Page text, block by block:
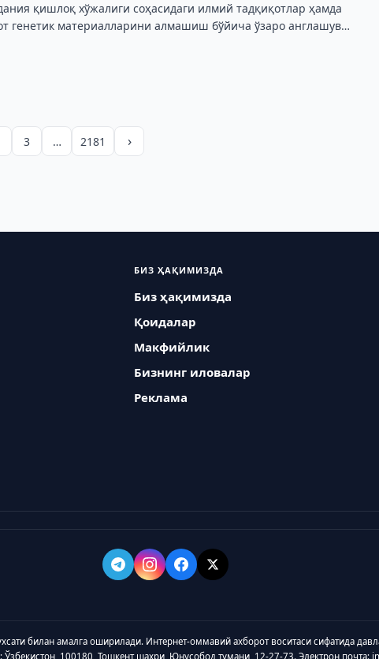
қишлоқ хўжалиги соҳасидаги илмий тадқиқотлар ҳамда
генетик материалларини алмашиш бўйича ўзаро англашув
3 … 2181 ›
БИЗ ҲАҚИМИЗДА
Биз ҳақимизда
Қоидалар
Макфийлик
Бизнинг иловалар
Реклама
билан амалга оширилади. Интернет-оммавий ахборот воситаси сифатида
Ўзбекистон, 100180, Тошкент шаҳри, Юнусобод тумани, 12-27-73. Электрон